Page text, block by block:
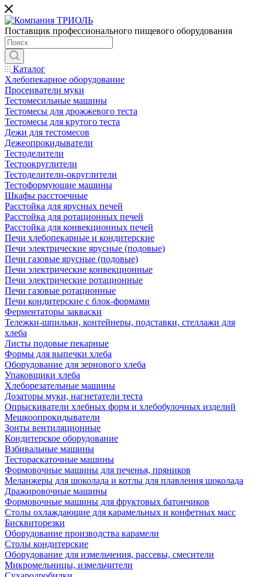
Поставщик профессионального пищевого оборудования
Каталог
Хлебопекарное оборудование
Просеиватели муки
Тестомесильные машины
Тестомесы для дрожжевого теста
Тестомесы для крутого теста
Дежи для тестомесов
Дежеопрокидыватели
Тестоделители
Тестоокруглители
Тестоделители-округлители
Тестоформующие машины
Шкафы расстоечные
Расстойка для ярусных печей
Расстойка для ротационных печей
Расстойка для конвекционных печей
Печи хлебопекарные и кондитерские
Печи электрические ярусные (подовые)
Печи газовые ярусные (подовые)
Печи электрические конвекционные
Печи электрические ротационные
Печи газовые ротационные
Печи кондитерские с блок-формами
Ферментаторы закваски
Тележки-шпильки, контейнеры, подставки, стеллажи для
хлеба
Листы подовые пекарные
Формы для выпечки хлеба
Оборудование для зернового хлеба
Упаковщики хлеба
Хлеборезательные машины
Дозаторы муки, нагнетатели теста
Опрыскиватели хлебных форм и хлебобулочных изделий
Мешкоопрокидыватели
Зонты вентиляционные
Кондитерское оборудование
Взбивальные машины
Тестораскаточные машины
Формовочные машины для печенья, пряников
Меланжеры для шоколада и котлы для плавления шоколада
Дражировочные машины
Формовочные машины для фруктовых батончиков
Столы охлаждающие для карамельных и конфетных масс
Бисквиторезки
Оборудование производства карамели
Столы кондитерские
Оборудование для измельчения, рассевы, смесители
Микромельницы, измельчители